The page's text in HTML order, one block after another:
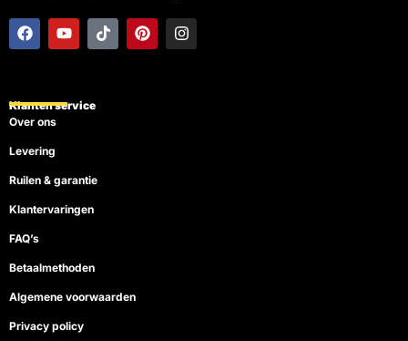
F
a
c
o
o
Y
o
u
b
T
i
k
P
i
n
I
n
s
Klanten service
Over ons
Levering
Ruilen & garantie
Klantervaringen
FAQ’s
Betaalmethoden
Algemene voorwaarden
Privacy policy